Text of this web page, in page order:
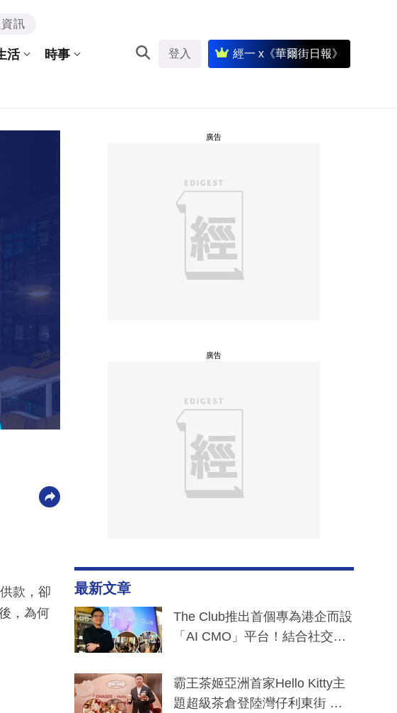
訊
活 時事 登入 經一 x《華爾街日報》
款，卻
，為何
廣告
廣告
最新文章
The Club推出首個專為港企而設
「AI CMO」平台！結合社交聆
分鐘生成「貼地」宣傳短片
霸王茶姬亞洲首家Hello Kitty主
題超級茶倉登陸灣仔利東街 推